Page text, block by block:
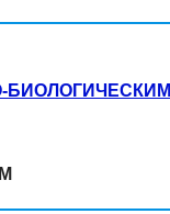
БИОЛОГИЧЕСКИМ